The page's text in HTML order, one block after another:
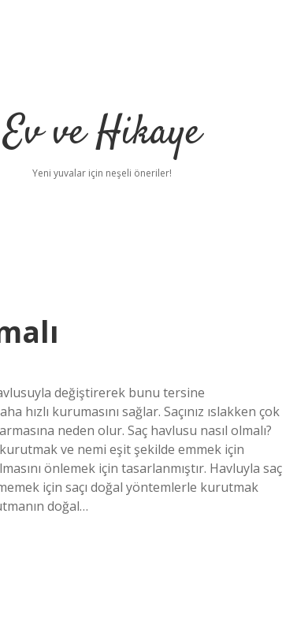
Ev ve Hikaye
Yeni yuvalar için neşeli öneriler!
değiştirerek bunu tersine
kurumasını sağlar. Saçınız ıslakken çok
neden olur. Saç havlusu nasıl olmalı?
kurutmak ve nemi eşit şekilde emmek için
önlemek için tasarlanmıştır. Havluyla saç
için saçı doğal yöntemlerle kurutmak
doğal…